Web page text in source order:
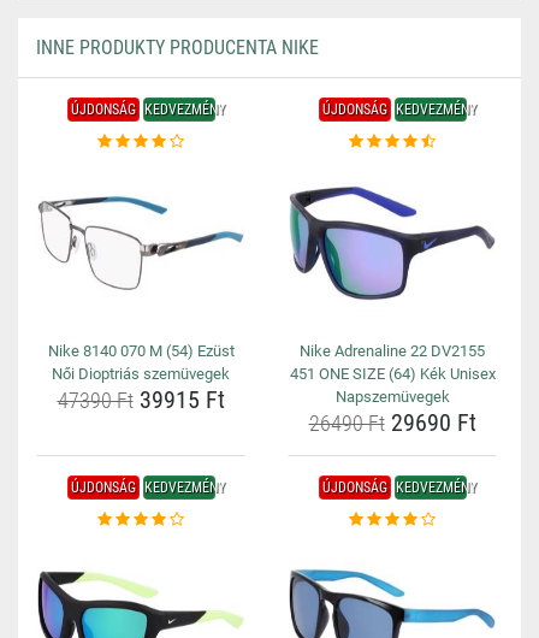
INNE PRODUKTY PRODUCENTA NIKE
ÚJDONSÁG KEDVEZMÉNY
Nike 8140 070 M (54) Ezüst
Női Dioptriás szemüvegek
47390 Ft39915 Ft
ÚJDONSÁG KEDVEZMÉNY
Nike Adrenaline 22 DV2155
451 ONE SIZE (64) Kék Unisex
Napszemüvegek
26490 Ft29690 Ft
ÚJDONSÁG KEDVEZMÉNY ÚJDONSÁG KEDVEZMÉNY